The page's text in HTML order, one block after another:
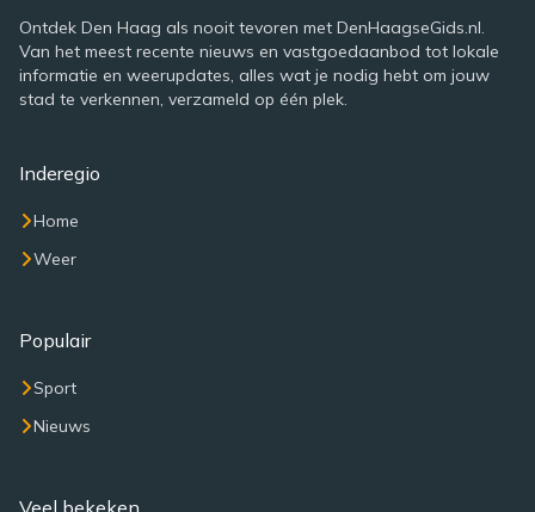
Ontdek Den Haag als nooit tevoren met DenHaagseGids.nl.
Van het meest recente nieuws en vastgoedaanbod tot lokale
informatie en weerupdates, alles wat je nodig hebt om jouw
stad te verkennen, verzameld op één plek.
Inderegio
Home
Weer
Populair
Sport
Nieuws
Veel bekeken